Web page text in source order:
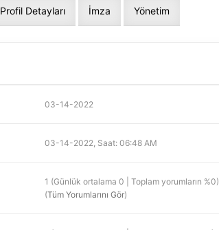
Profil Detayları İmza Yönetim
03-14-2022
03-14-2022, Saat: 06:48 AM
1 (Günlük ortalama 0 | Toplam yorumların %0)
(Tüm Yorumlarını Gör)